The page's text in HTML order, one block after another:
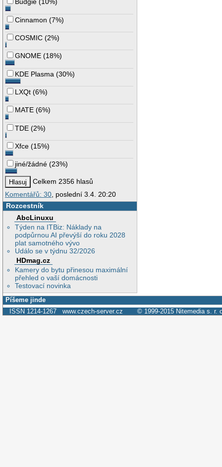
Budgie (10%)
Cinnamon (7%)
COSMIC (2%)
GNOME (18%)
KDE Plasma (30%)
LXQt (6%)
MATE (6%)
TDE (2%)
Xfce (15%)
jiné/žádné (23%)
Celkem 2356 hlasů
Komentářů: 30 , poslední 3.4. 20:20
Rozcestník
AbcLinuxu
Týden na ITBiz: Náklady na
podpůrnou AI převýší do roku 2028
plat samotného vývo
Událo se v týdnu 32/2026
HDmag.cz
Kamery do bytu přinesou maximální
přehled o vaší domácnosti
Testovací novinka
Píšeme jinde
ISSN 1214-1267 www.czech-server.cz © 1999-2015 Nitemedia s. r.